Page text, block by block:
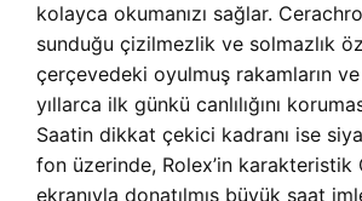
kolayca okumanızı sağlar.
sunduğu çizilmezlik ve solmazlık
çerçevedeki oyulmuş rakamların
yıllarca ilk günkü canlılığını
Saatin dikkat çekici kadranı ise
fon üzerinde, Rolex’in karakteristik
ekranıyla donatılmış büyük saat